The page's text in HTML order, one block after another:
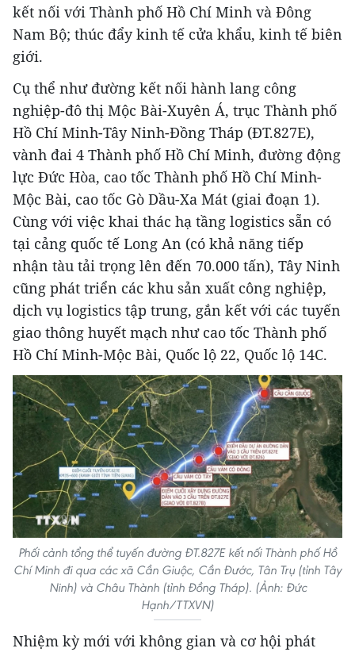
kết nối với Thành phố Hồ Chí Minh và Đông
Nam Bộ; thúc đẩy kinh tế cửa khẩu, kinh tế biên
giới.
Cụ thể như đường kết nối hành lang công
nghiệp-đô thị Mộc Bài-Xuyên Á, trục Thành phố
Hồ Chí Minh-Tây Ninh-Đồng Tháp (ĐT.827E),
vành đai 4 Thành phố Hồ Chí Minh, đường động
lực Đức Hòa, cao tốc Thành phố Hồ Chí Minh-
Mộc Bài, cao tốc Gò Dầu-Xa Mát (giai đoạn 1).
Cùng với việc khai thác hạ tầng logistics sẵn có
tại cảng quốc tế Long An (có khả năng tiếp
nhận tàu tải trọng lên đến 70.000 tấn), Tây Ninh
cũng phát triển các khu sản xuất công nghiệp,
dịch vụ logistics tập trung, gắn kết với các tuyến
giao thông huyết mạch như cao tốc Thành phố
Hồ Chí Minh-Mộc Bài, Quốc lộ 22, Quốc lộ 14C.
Phối cảnh tổng thể tuyến đường ĐT.827E kết nối Thành phố Hồ
Chí Minh đi qua các xã Cần Giuộc, Cần Đước, Tân Trụ (tỉnh Tây
Ninh) và Châu Thành (tỉnh Đồng Tháp). (Ảnh: Đức
Hạnh/TTXVN)
Nhiệm kỳ mới với không gian và cơ hội phát